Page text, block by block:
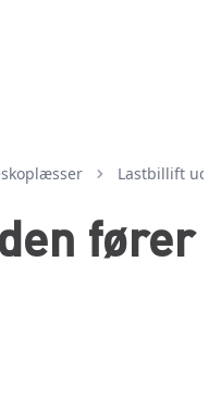
lastbillift
fører